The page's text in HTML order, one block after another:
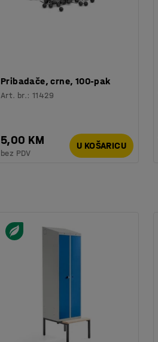
Pribadače, crne, 100-pak
Art. br.:11429
5,00 KM
bez PDV
U KOŠARICU